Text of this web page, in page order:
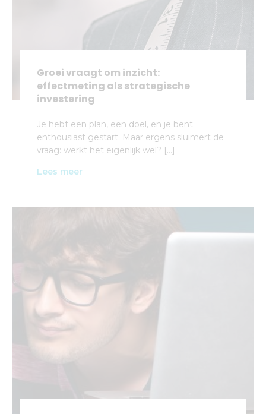
Groei vraagt om inzicht:
effectmeting als strategische
investering
Je hebt een plan, een doel, en je bent
enthousiast gestart. Maar ergens sluimert de
vraag: werkt het eigenlijk wel? […]
Lees meer